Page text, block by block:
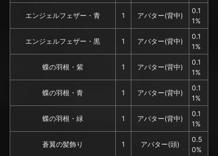
エンジェルフェザー・青 1 アバター(背中)
0.1
1%
エンジェルフェザー・黒 1 アバター(背中)
0.1
1%
蝶の羽根・紫 1 アバター(背中)
0.1
1%
蝶の羽根・青 1 アバター(背中)
0.1
1%
蝶の羽根・緑 1 アバター(背中)
0.1
1%
蒼翼の髪飾り 1 アバター(頭)
0.5
0%